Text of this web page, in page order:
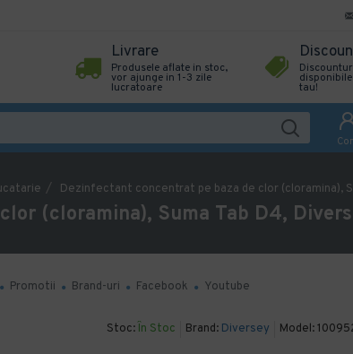
Livrare
Produsele aflate in stoc,
vor ajunge in 1-3 zile
lucratoare tau!
Dezinfectant concentrat pe baza de clor (cloramina),
(cloramina), Suma Tab D4,
Promotii Brand-uri Facebook Youtube
Stoc: În Stoc Brand: Diversey Model: